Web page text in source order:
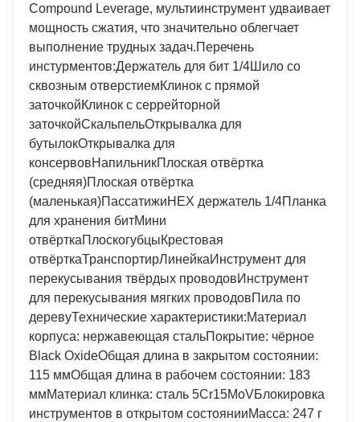
Compound Leverage, мультиинструмент удваивает
мощность сжатия, что значительно облегчает
выполнение трудных задач.Перечень
инстурментов:Держатель для бит 1/4Шило со
сквозным отверстиемКлинок с прямой
заточкойКлинок с серрейторной
заточкойСкальпельОткрывалка для
бутылокОткрывалка для
консервовНапильникПлоская отвёртка
(средняя)Плоская отвёртка
(маленькая)ПассатижиHEX держатель 1/4Планка
для хранения битМини
отвёрткаПлоскогубцыКрестовая
отвёрткаТранспортирЛинейкаИнструмент для
перекусывания твёрдых проводовИнструмент
для перекусывания мягких проводовПила по
деревуТехнические характеристики:Материал
корпуса: нержавеющая стальПокрытие: чёрное
Black OxideОбщая длина в закрытом состоянии:
115 ммОбщая длина в рабочем состоянии: 183
ммМатериал клинка: сталь 5Cr15MoVБлокировка
инструментов в открытом состоянииМасса: 247 г